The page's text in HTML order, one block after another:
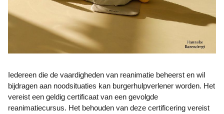
Iedereen die de vaardigheden van reanimatie beheerst en wil
bijdragen aan noodsituaties kan burgerhulpverlener worden. Het
vereist een geldig certificaat van een gevolgde
reanimatiecursus. Het behouden van deze certificering vereist